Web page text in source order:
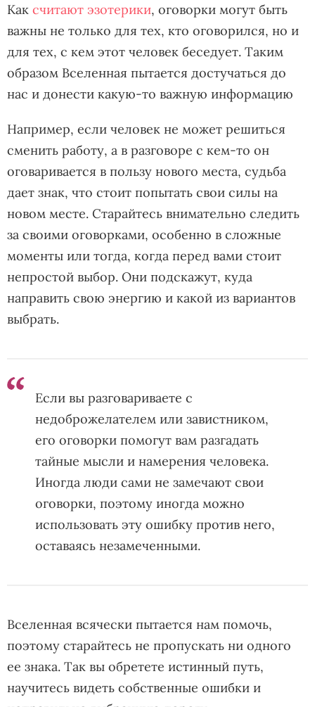
Как считают эзотерики, оговорки могут быть
важны не только для тех, кто оговорился, но и
для тех, с кем этот человек беседует. Таким
образом Вселенная пытается достучаться до
нас и донести какую-то важную информацию
Например, если человек не может решиться
сменить работу, а в разговоре с кем-то он
оговаривается в пользу нового места, судьба
дает знак, что стоит попытать свои силы на
новом месте. Старайтесь внимательно следить
за своими оговорками, особенно в сложные
моменты или тогда, когда перед вами стоит
непростой выбор. Они подскажут, куда
направить свою энергию и какой из вариантов
выбрать.
Если вы разговариваете с
недоброжелателем или завистником,
его оговорки помогут вам разгадать
тайные мысли и намерения человека.
Иногда люди сами не замечают свои
оговорки, поэтому иногда можно
использовать эту ошибку против него,
оставаясь незамеченными.
Вселенная всячески пытается нам помочь,
поэтому старайтесь не пропускать ни одного
ее знака. Так вы обретете истинный путь,
научитесь видеть собственные ошибки и